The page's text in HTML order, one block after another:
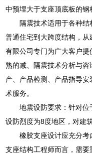
中预埋大于支座顶底板的钢
隔震技术适用于各种
普通住宅到大跨度结构，
有限公司专门为广大客户
熟的减、隔震技术分析与
产、产品检测、产品指导
术服务。
地震设防要求：针对
设防烈度为8度地区，对建
橡胶支座设计应充分
支座结构工程师而言，需